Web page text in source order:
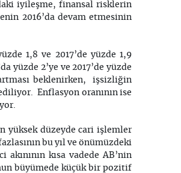
iyileşme, finansal risklerin
2016’da devam etmesinin
1,8 ve 2017’de yüzde 1,9
yüzde 2’ye ve 2017’de yüzde
beklenirken, işsizliğin
Enflasyon oranının ise
yüksek düzeyde cari işlemler
bu yıl ve önümüzdeki
kısa vadede AB’nin
büyümede küçük bir pozitif